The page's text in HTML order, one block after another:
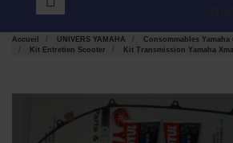
Accueil UNIVERS YAMAHA
Consommables Yamaha
Kit Entretien Scooter
Kit Transmission Yamaha